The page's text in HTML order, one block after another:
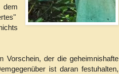
dem
Vorschein, der die geheimnishafte
ist daran festuhalten,